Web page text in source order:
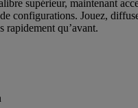
supérieur, maintenant
configurations. Jouez,
rapidement qu’avant.